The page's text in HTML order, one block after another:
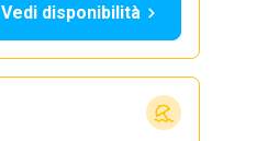
Vedi disponibilità